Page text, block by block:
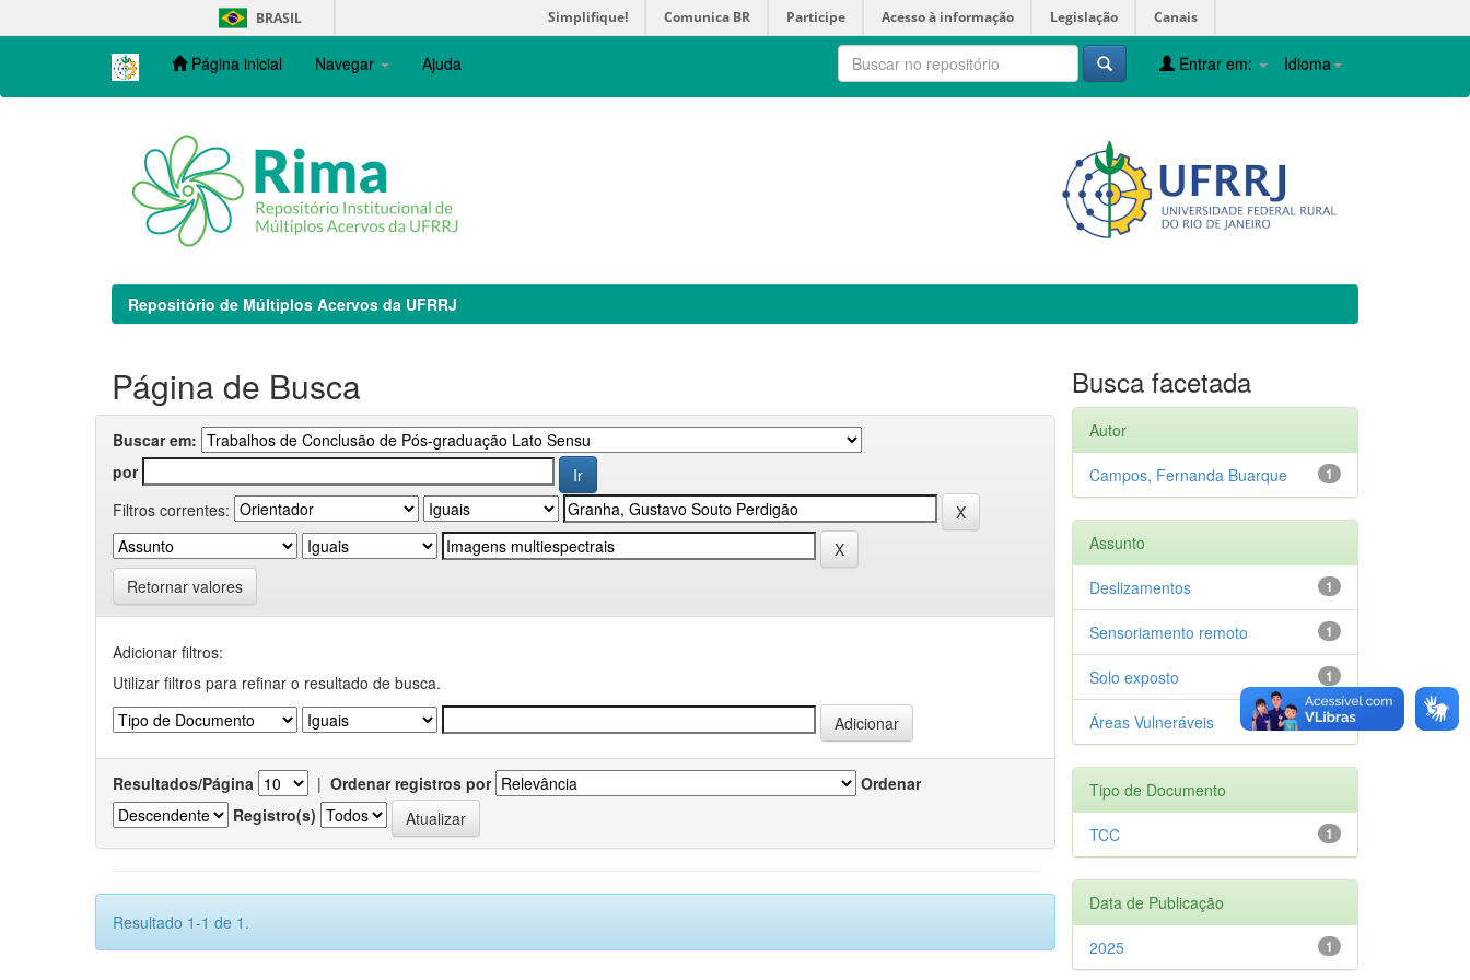
navigation
BRASIL Simplifique! Comunica BR Participe Acesso à informação Legislação Canais
Página inicial Navegar Ajuda Idioma
Entrar em:
Repositório de Múltiplos Acervos da UFRRJ
Página de Busca
Buscar em:
por
Filtros correntes:
Retornar valores
Adicionar filtros:
Utilizar filtros para refinar o resultado de busca.
Resultados/Página | Ordenar registros por
Ordenar
Registro(s)
Resultado 1-1 de 1.
Busca facetada
Autor
1
Campos, Fernanda Buarque
Assunto
1
Deslizamentos
1
Sensoriamento remoto
1
Solo exposto
1
Áreas Vulneráveis
Tipo de Documento
1
TCC
Data de Publicação
1
2025